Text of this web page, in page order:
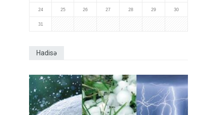
24 25 26 27 28 29 30
31
Hadisə